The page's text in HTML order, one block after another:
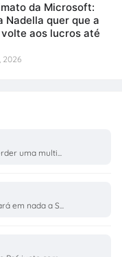
da Microsoft:
Nadella quer que a
volte aos lucros até
2026
uma multi...
em nada a S...